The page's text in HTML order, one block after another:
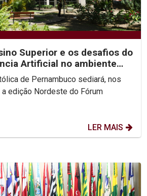
Superior e os desafios do
Artificial no ambiente
de Pernambuco sediará, nos
edição Nordeste do Fórum
LER MAIS